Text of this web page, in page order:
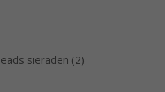
sieraden (2)